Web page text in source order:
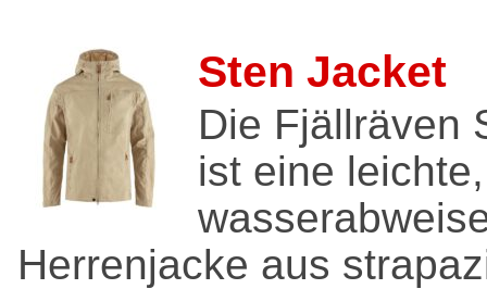
Sten Jacket
Die Fjällräven
ist eine
Herrenjacke aus